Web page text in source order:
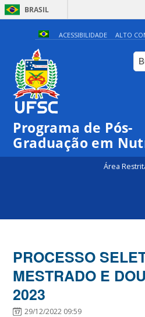
BRASIL
ACESSIBILIDADE ALTO
Programa de Pós-
Graduação em
Área
PROCESSO
MESTRADO E
2023
29/12/2022 09:59